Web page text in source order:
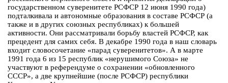
государственном суверенитете РСФСР 12 июня 1990 года)
подталкивала и автономные образования в составе РСФСР (а
также и в других союзных республиках) к большей
активности. Они рассматривали борьбу властей РСФСР, как
прецедент для самих себя. В декабре 1990 года в наш словарь
входит словосочетание «парад суверенитетов». А в марте
1991 года 6 из 15 республик «нерушимого Союза» не
участвуют в референдуме о сохранении «обновленного
СССР», а две крупнейшие (после РСФСР) республики